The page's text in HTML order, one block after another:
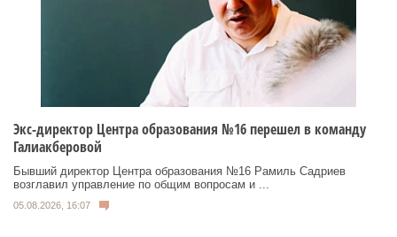
Экс-директор Центра образования №16 перешел в команду
Галиакберовой
Бывший директор Центра образования №16 Рамиль Садриев
возглавил управление по общим вопросам и ...
05.08.2026, 16:07